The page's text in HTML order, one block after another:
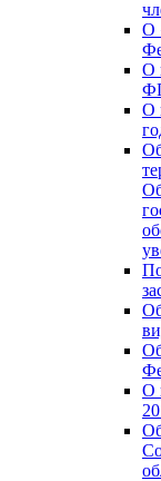
О
О
О
О